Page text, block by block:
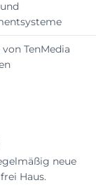
TenMedia
neue
Haus.